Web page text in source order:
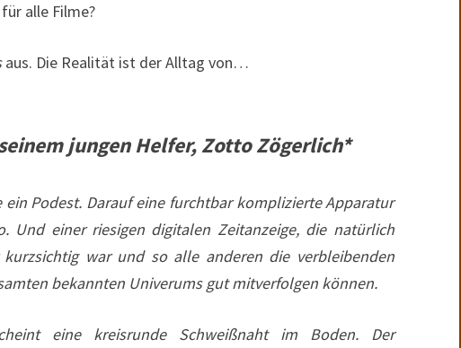
alle Filme?
aus. Die Realität ist der Alltag von…
jungen Helfer, Zotto Zögerlich*
Podest. Darauf eine furchtbar komplizierte Apparatur
Und einer riesigen digitalen Zeitanzeige, die natürlich
war und so alle anderen die verbleibenden
bekannten Univerums gut mitverfolgen können.
eine kreisrunde Schweißnaht im Boden. Der